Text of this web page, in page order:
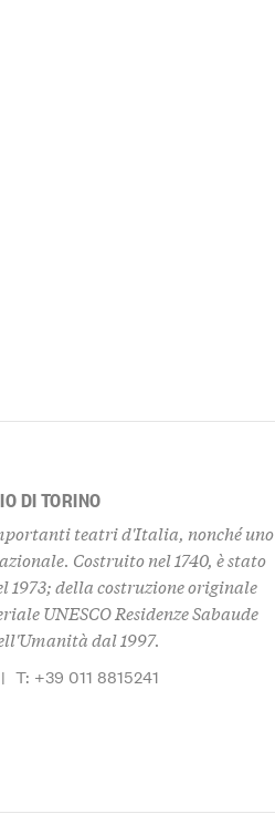
DI TORINO
teatri d'Italia, nonché uno
Costruito nel 1740, è stato
1973; della costruzione originale
UNESCO Residenze Sabaude
dal 1997.
| T: +39 011 8815241